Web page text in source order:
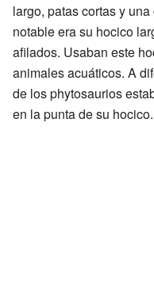
largo, patas cortas y
notable era su hocico
afilados. Usaban este
animales acuáticos. A
de los phytosaurios
en la punta de su hocico.